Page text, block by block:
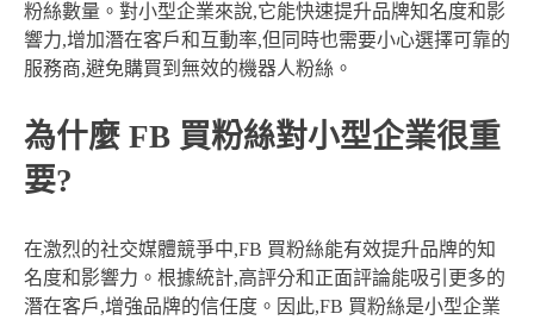
粉絲數量。對小型企業來說,它能快速提升品牌知名度和影
響力,增加潛在客戶和互動率,但同時也需要小心選擇可靠的
服務商,避免購買到無效的機器人粉絲。
為什麼 FB 買粉絲對小型企業很重
要?
在激烈的社交媒體競爭中,FB 買粉絲能有效提升品牌的知
名度和影響力。根據統計,高評分和正面評論能吸引更多的
潛在客戶,增強品牌的信任度。因此,FB 買粉絲是小型企業